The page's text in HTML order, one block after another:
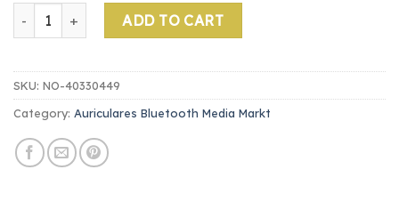
auriculares bluetooth media markt quantity
ADD TO CART
SKU: NO-40330449
Category: Auriculares Bluetooth Media Markt